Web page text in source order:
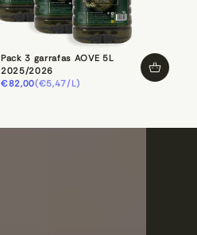
Pack 3 garrafas AOVE 5L
2025/2026
PRECIO
€82,00
PRECIO(€5,47/L)